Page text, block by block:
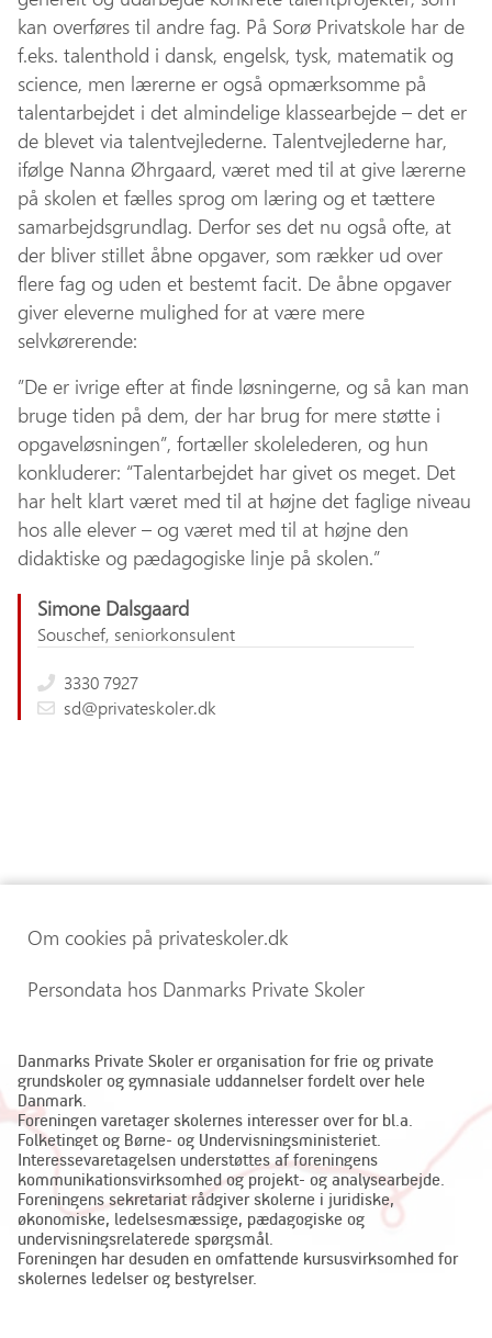
kan overføres til andre fag. På Sorø Privatskole har de
f.eks. talenthold i dansk, engelsk, tysk, matematik og
science, men lærerne er også opmærksomme på
talentarbejdet i det almindelige klassearbejde – det er
de blevet via talentvejlederne. Talentvejlederne har,
ifølge Nanna Øhrgaard, været med til at give lærerne
på skolen et fælles sprog om læring og et tættere
samarbejdsgrundlag. Derfor ses det nu også ofte, at
der bliver stillet åbne opgaver, som rækker ud over
flere fag og uden et bestemt facit. De åbne opgaver
giver eleverne mulighed for at være mere
selvkørerende:
”De er ivrige efter at finde løsningerne, og så kan man
bruge tiden på dem, der har brug for mere støtte i
opgaveløsningen”, fortæller skolelederen, og hun
konkluderer: “Talentarbejdet har givet os meget. Det
har helt klart været med til at højne det faglige niveau
hos alle elever – og været med til at højne den
didaktiske og pædagogiske linje på skolen.”
Simone Dalsgaard
Souschef, seniorkonsulent
3330 7927
sd@privateskoler.dk
Om cookies på privateskoler.dk
Persondata hos Danmarks Private Skoler
Danmarks Private Skoler er organisation for frie og private
grundskoler og gymnasiale uddannelser fordelt over hele
Danmark.
Foreningen varetager skolernes interesser over for bl.a.
Folketinget og Børne- og Undervisningsministeriet.
Interessevaretagelsen understøttes af foreningens
kommunikationsvirksomhed og projekt- og analysearbejde.
Foreningens sekretariat rådgiver skolerne i juridiske,
økonomiske, ledelsesmæssige, pædagogiske og
undervisningsrelaterede spørgsmål.
Foreningen har desuden en omfattende kursusvirksomhed for
skolernes ledelser og bestyrelser.